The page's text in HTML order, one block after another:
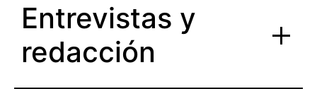
Entrevistas y
redacción